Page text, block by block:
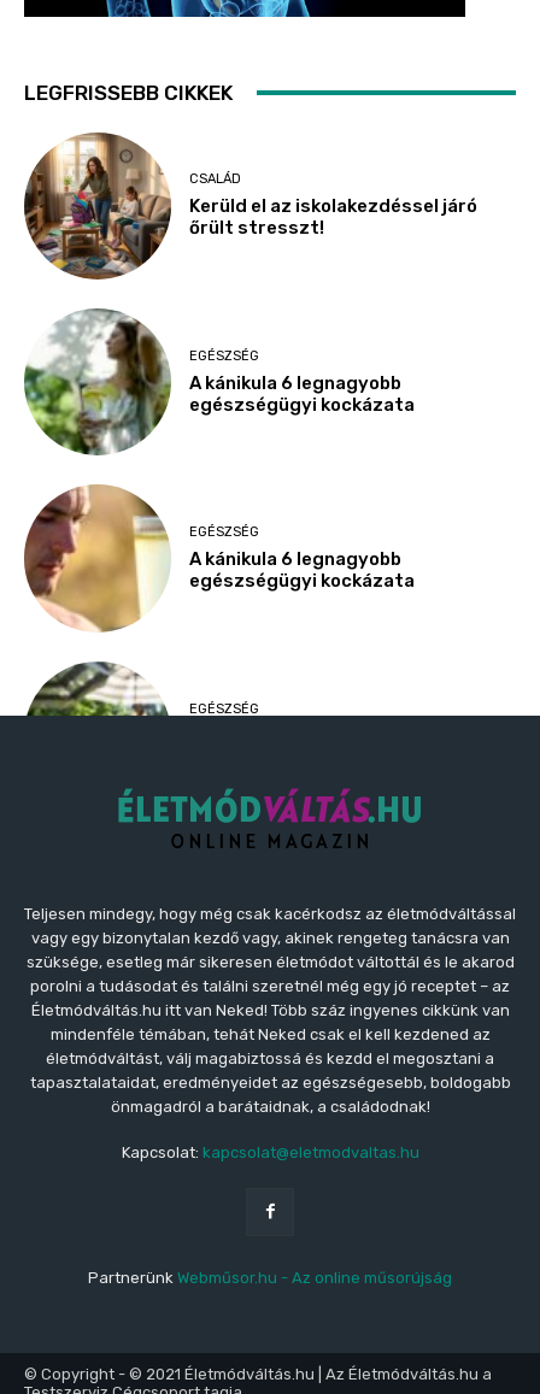
Teljesen mindegy, hogy még csak kacérkodsz az életmódváltással
vagy egy bizonytalan kezdő vagy, akinek rengeteg tanácsra van
szüksége, esetleg már sikeresen életmódot váltottál és le akarod
porolni a tudásodat és találni szeretnél még egy jó receptet – az
Életmódváltás.hu itt van Neked! Több száz ingyenes cikkünk van
mindenféle témában, tehát Neked csak el kell kezdened az
életmódváltást, válj magabiztossá és kezdd el megosztani a
tapasztalataidat, eredményeidet az egészségesebb, boldogabb
önmagadról a barátaidnak, a családodnak!
Kapcsolat: kapcsolat@eletmodvaltas.hu
Partnerünk Webműsor.hu - Az online műsorújság
© Copyright - © 2021 Életmódváltás.hu | Az Életmódváltás.hu a